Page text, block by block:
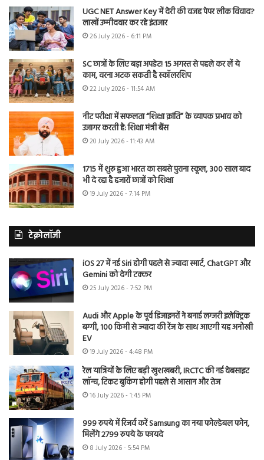
UGC NET Answer Key में देरी की वजह पेपर लीक विवाद?
लाखों उम्मीदवार कर रहे इंतजार
26 July 2026 - 6:11 PM
SC छात्रों के लिए बड़ा अपडेट! 15 अगस्त से पहले कर लें ये
काम, वरना अटक सकती है स्कॉलरशिप
22 July 2026 - 11:54 AM
नीट परीक्षा में सफलता “शिक्षा क्रांति” के व्यापक प्रभाव को
उजागर करती है: शिक्षा मंत्री बैंस
20 July 2026 - 11:43 AM
1715 में शुरू हुआ भारत का सबसे पुराना स्कूल, 300 साल बाद
भी दे रहा है हजारों छात्रों को शिक्षा
19 July 2026 - 7:14 PM
टेक्नोलॉजी
iOS 27 में नई Siri होगी पहले से ज्यादा स्मार्ट, ChatGPT और
Gemini को देगी टक्कर
25 July 2026 - 7:52 PM
Audi और Apple के पूर्व डिजाइनरों ने बनाई लग्जरी इलेक्ट्रिक
बग्गी, 100 किमी से ज्यादा की रेंज के साथ आएगी यह अनोखी
EV
19 July 2026 - 4:48 PM
रेल यात्रियों के लिए बड़ी खुशखबरी, IRCTC की नई वेबसाइट
लॉन्च, टिकट बुकिंग होगी पहले से आसान और तेज
16 July 2026 - 1:45 PM
999 रुपये में रिजर्व करें Samsung का नया फोल्डेबल फोन,
मिलेंगे 2799 रुपये के फायदे
8 July 2026 - 5:54 PM